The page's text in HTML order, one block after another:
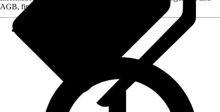
AGB, finden Sie bei Klick auf den Verkäufernamen.